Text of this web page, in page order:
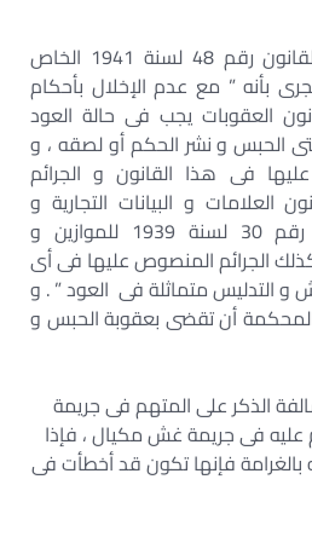
إن المادة العاشرة من القانون رقم 48 لسنة 1941 الخاص
بأنه ” مع عدم الإخلال بأحكام
49 و50 من قانون العقوبات يجب فى حالة العود
الحبس و نشر الحكم أو لصقه ، و
فى هذا القانون و الجرائم
و البيانات التجارية و
المادة 13 من القانون رقم 30 لسنة 1939 للموازين و
الجرائم المنصوص عليها فى أى
التدليس متماثلة فى العود ” . و
المحكمة أن تقضى بعقوبة الحبس و
الذكر على المتهم فى جريمة
فى جريمة غش مكيال ، فإذا
فإنها تكون قد أخطأت فى